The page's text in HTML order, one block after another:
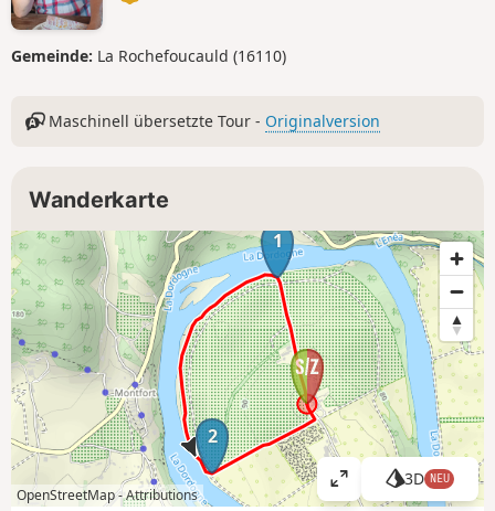
Gemeinde: La Rochefoucauld (16110)
Maschinell übersetzte Tour - Originalversion
Wanderkarte
1
2
OpenStreetMap -Attributions
K
3D NEU